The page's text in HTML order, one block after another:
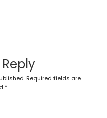
Required fields are
*